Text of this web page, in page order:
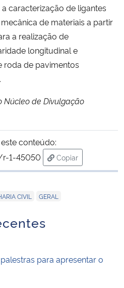
caracterização de ligantes
de materiais a partir
a realização de
longitudinal e
roda de pavimentos
Núcleo de Divulgação
conteúdo:
1-45050
Copiar
para área de
CIVIL GERAL
para apresentar o